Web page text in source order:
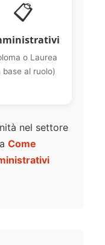
📋
o Laurea
base al ruolo)
nel settore
Come